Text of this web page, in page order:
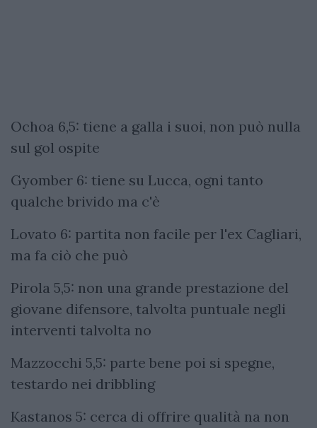
Ochoa 6,5: tiene a galla i suoi, non può nulla
sul gol ospite
Gyomber 6: tiene su Lucca, ogni tanto
qualche brivido ma c'è
Lovato 6: partita non facile per l'ex Cagliari,
ma fa ciò che può
Pirola 5,5: non una grande prestazione del
giovane difensore, talvolta puntuale negli
interventi talvolta no
Mazzocchi 5,5: parte bene poi si spegne,
testardo nei dribbling
Kastanos 5: cerca di offrire qualità na non